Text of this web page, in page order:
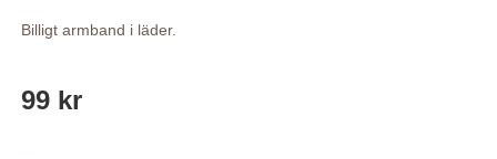
Billigt armband i läder.
99 kr